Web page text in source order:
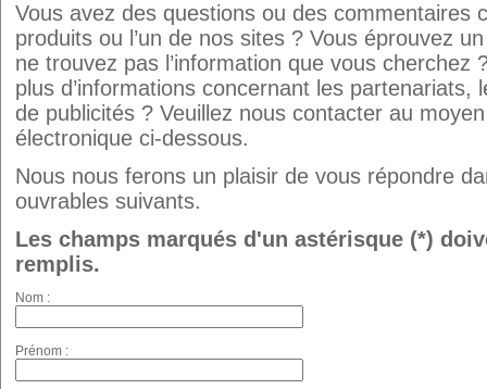
Vous avez des questions ou des commentaires
produits ou l’un de nos sites ? Vous éprouvez
ne trouvez pas l’information que vous cherchez
plus d’informations concernant les partenariats,
de publicités ? Veuillez nous contacter au
électronique ci-dessous.
Nous nous ferons un plaisir de vous répondre
ouvrables suivants.
Les champs marqués d'un astérisque (*)
remplis.
Nom :
Prénom :